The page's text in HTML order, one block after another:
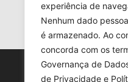
experiência de
Nenhum dado
é armazenado. Ao
concorda com os
Governança de
de Privacidade e
LGPD